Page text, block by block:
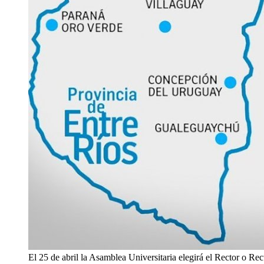
El 25 de abril la Asamblea Universitaria elegirá el Rector o